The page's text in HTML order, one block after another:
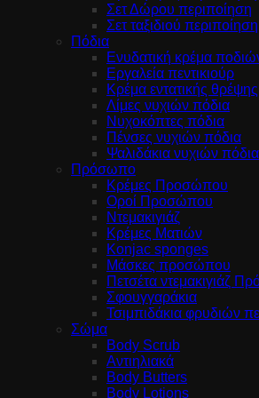
Σετ Δώρου περιποίηση
Σετ ταξιδιού περιποίηση
Πόδια
Ενυδατική κρέμα
Εργαλεία πεντικιούρ
Κρέμα εντατικής θρέψης
Λίμες νυχιών πόδια
Νυχοκόπτες πόδια
Πένσες νυχιών πόδια
Ψαλιδάκια νυχιών πόδια
Πρόσωπο
Κρέμες Προσώπου
Οροί Προσώπου
Ντεμακιγιάζ
Κρέμες Ματιών
Konjac sponges
Μάσκες προσώπου
Πετσέτα ντεμακιγιάζ
Σφουγγαράκια
Τσιμπιδάκια φρυδιών
Σώμα
Body Scrub
Αντιηλιακά
Body Butters
Body Lotions